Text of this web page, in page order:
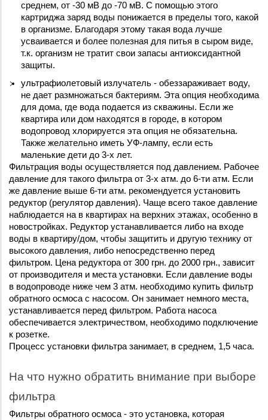
среднем, от -30 мВ до -70 мВ. С помощью этого
картриджа заряд воды понижается в пределы того, какой
в организме. Благодаря этому такая вода лучше
усваивается и более полезная для питья в сыром виде,
т.к. организм не тратит свои запасы антиоксидантной
защиты.
ультрафиолетовый излучатель - обеззараживает воду,
не дает размножаться бактериям. Эта опция необходима
для дома, где вода подается из скважины. Если же
квартира или дом находятся в городе, в котором
водопровод хлорируется эта опция не обязательна.
Также желательно иметь УФ-лампу, если есть
маленькие дети до 3-х лет.
Фильтрация воды осуществляется под давлением. Рабочее
давление для такого фильтра от 3-х атм. до 6-ти атм. Если
же давление выше 6-ти атм. рекомендуется установить
редуктор (регулятор давления). Чаще всего такое давление
наблюдается на в квартирах на верхних этажах, особенно в
новостройках. Редуктор устанавливается либо на входе
воды в квартиру/дом, чтобы защитить и другую технику от
высокого давления, либо непосредственно перед
фильтром. Цена редуктора от 300 грн. до 2000 грн., зависит
от производителя и места установки. Если давление воды
в водопроводе ниже чем 3 атм. необходимо купить фильтр
обратного осмоса с насосом. Он занимает немного места,
устанавливается перед фильтром. Работа насоса
обеспечивается электричеством, необходимо подключение
к розетке.
Процесс установки фильтра занимает, в среднем, 1,5 часа.
На что нужно обратить внимание при выборе
фильтра
Фильтры обратного осмоса - это установка, которая